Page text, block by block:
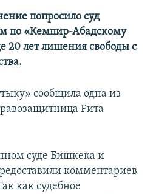
попросило суд
по «Кемпир-Абадскому
20 лет лишения свободы с
сообщила одна из
Рита
суде Бишкека и
комментариев
как судебное